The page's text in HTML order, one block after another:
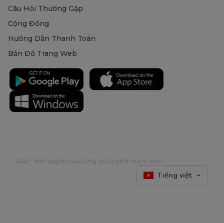
Câu Hỏi Thường Gặp
Cộng Đồng
Hướng Dẫn Thanh Toán
Bản Đồ Trang Web
2021 - Bản quyền của Công ty Cổ phần Early Start
Tiếng việt